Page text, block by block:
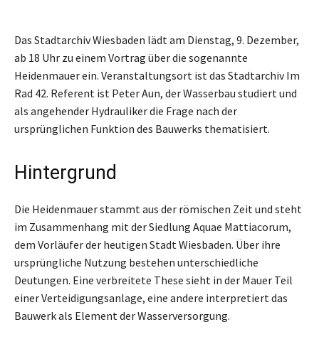
Das Stadtarchiv Wiesbaden lädt am Dienstag, 9. Dezember,
ab 18 Uhr zu einem Vortrag über die sogenannte
Heidenmauer ein. Veranstaltungsort ist das Stadtarchiv Im
Rad 42. Referent ist Peter Aun, der Wasserbau studiert und
als angehender Hydrauliker die Frage nach der
ursprünglichen Funktion des Bauwerks thematisiert.
Hintergrund
Die Heidenmauer stammt aus der römischen Zeit und steht
im Zusammenhang mit der Siedlung Aquae Mattiacorum,
dem Vorläufer der heutigen Stadt Wiesbaden. Über ihre
ursprüngliche Nutzung bestehen unterschiedliche
Deutungen. Eine verbreitete These sieht in der Mauer Teil
einer Verteidigungsanlage, eine andere interpretiert das
Bauwerk als Element der Wasserversorgung.